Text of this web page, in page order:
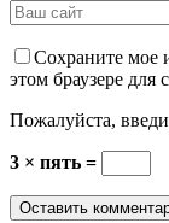
Сохраните мое
этом браузере
Пожалуйста,
3 × пять =